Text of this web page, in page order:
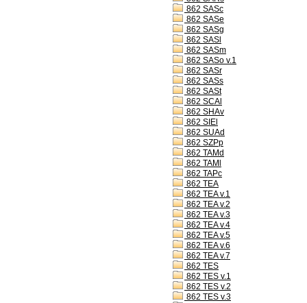
862 SASc
862 SASe
862 SASg
862 SASl
862 SASm
862 SASo v.1
862 SASr
862 SASs
862 SASt
862 SCAl
862 SHAv
862 SIEl
862 SUAd
862 SZPp
862 TAMd
862 TAMl
862 TAPc
862 TEA
862 TEA v.1
862 TEA v.2
862 TEA v.3
862 TEA v.4
862 TEA v.5
862 TEA v.6
862 TEA v.7
862 TES
862 TES v.1
862 TES v.2
862 TES v.3